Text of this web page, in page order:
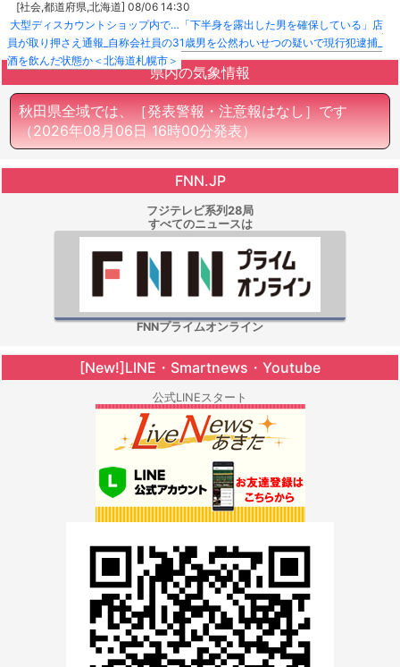
[社会,都道府県,北海道] 08/06 14:30
大型ディスカウントショップ内で…「下半身を露出した男を確保している」店
員が取り押さえ通報_自称会社員の31歳男を公然わいせつの疑いで現行犯逮捕_
酒を飲んだ状態か＜北海道札幌市＞
県内の気象情報
秋田県全域では、［発表警報・注意報はなし］です
（2026年08月06日 16時00分発表）
FNN.JP
フジテレビ系列28局
すべてのニュースは
FNNプライムオンライン
[New!]LINE・Smartnews・Youtube
公式LINEスタート